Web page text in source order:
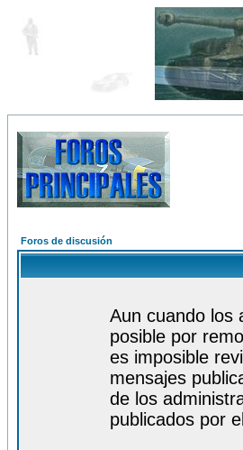
Foros de discusión
Aun cuando los
posible por
es imposible
mensajes
de los
publicados por